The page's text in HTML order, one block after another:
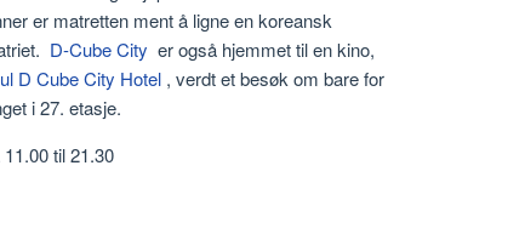
er matretten ment å ligne en koreansk
D-Cube City er også hjemmet til en kino,
D Cube City Hotel , verdt et besøk om bare for
i 27. etasje.
til 21.30